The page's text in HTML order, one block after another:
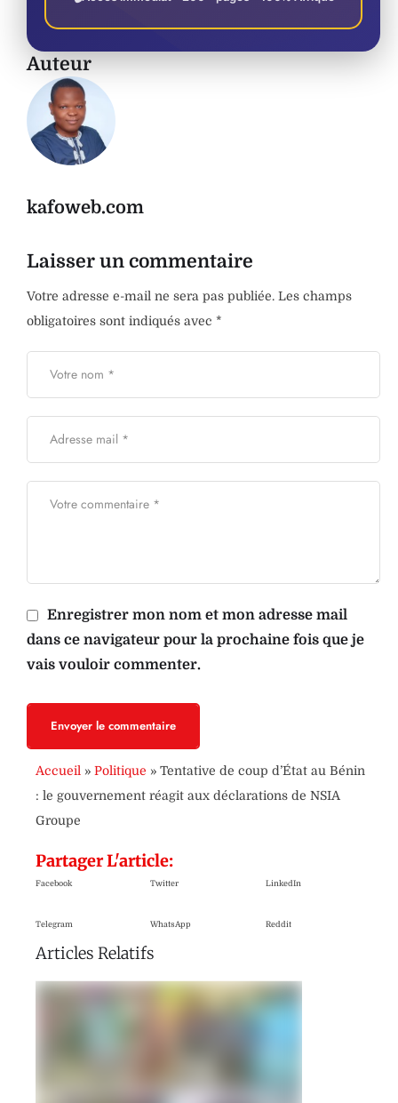
Auteur
kafoweb.com
Laisser un commentaire
Votre adresse e-mail ne sera pas publiée. Les champs
obligatoires sont indiqués avec *
Enregistrer mon nom et mon adresse mail
dans ce navigateur pour la prochaine fois que je
vais vouloir commenter.
Envoyer le commentaire
Accueil » Politique » Tentative de coup d’État au Bénin
: le gouvernement réagit aux déclarations de NSIA
Groupe
Partager L'article:
Facebook Twitter LinkedIn
Telegram WhatsApp Reddit
Articles Relatifs